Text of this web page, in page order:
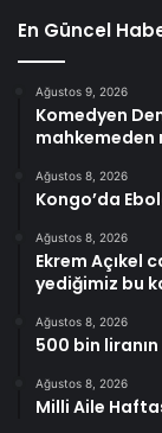
En Güncel
Ağustos 9, 2026
Komedyen
mahkemeden
Ağustos 8, 2026
Kongo’da
Ağustos 8, 2026
Ekrem Açıkel
yediğimiz bu
Ağustos 8, 2026
500 bin
Ağustos 8, 2026
Milli Aile